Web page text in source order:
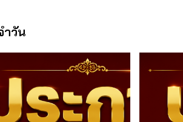
ำวัน